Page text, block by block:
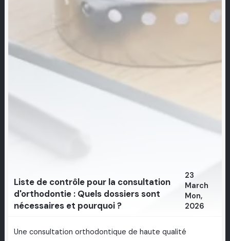
Liste de contrôle pour la consultation
d'orthodontie : Quels dossiers sont
nécessaires et pourquoi ?
23
March
Mon,
2026
Une consultation orthodontique de haute qualité